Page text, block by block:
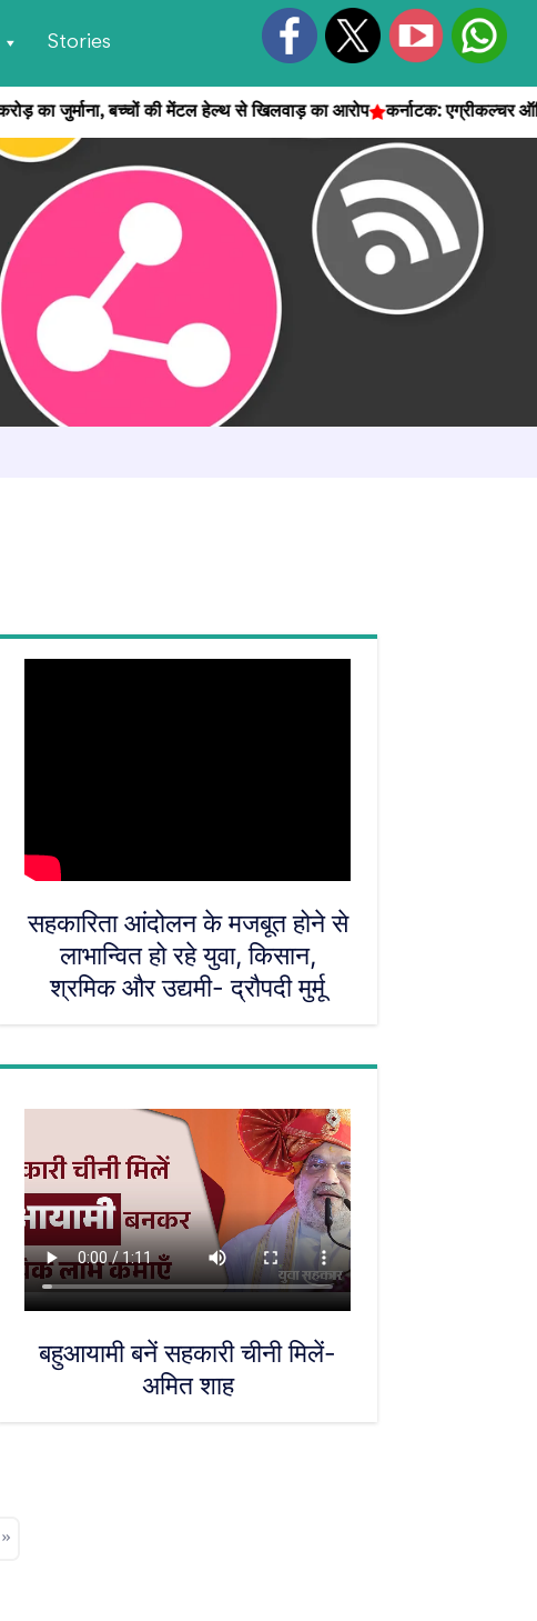
Stories
का जुर्माना, बच्चों की मेंटल हेल्थ से खिलवाड़ का आरोप कर्नाटक: एग्रीकल्चर
सहकारिता आंदोलन के मजबूत होने से
लाभान्वित हो रहे युवा, किसान,
श्रमिक और उद्यमी- द्रौपदी मुर्मू
बहुआयामी बनें सहकारी चीनी मिलें-
अमित शाह